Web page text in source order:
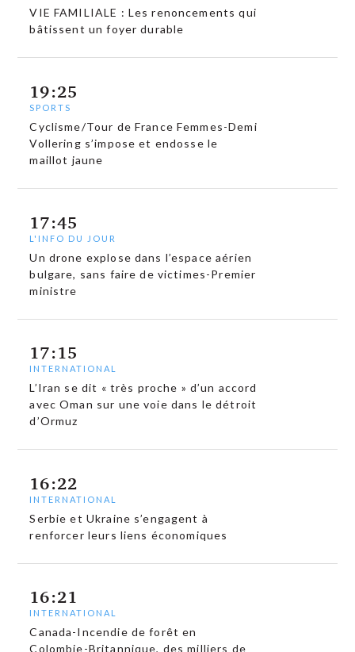
VIE FAMILIALE : Les renoncements qui
bâtissent un foyer durable
19:25
SPORTS
Cyclisme/Tour de France Femmes-Demi
Vollering s’impose et endosse le
maillot jaune
17:45
L'INFO DU JOUR
Un drone explose dans l’espace aérien
bulgare, sans faire de victimes-Premier
ministre
17:15
INTERNATIONAL
L’Iran se dit « très proche » d’un accord
avec Oman sur une voie dans le détroit
d’Ormuz
16:22
INTERNATIONAL
Serbie et Ukraine s’engagent à
renforcer leurs liens économiques
16:21
INTERNATIONAL
Canada-Incendie de forêt en
Colombie-Britannique, des milliers de